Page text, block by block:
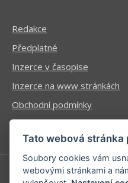
Redakce
Předplatné
Inzerce v časopise
Inzerce na www stránkách
Obchodní podmínky
Ochrana osobních údajů
Tato webová stránka
Soubory cookies vám
webovými stránkami a